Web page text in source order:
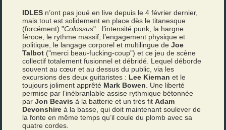
IDLES n’ont pas joué en live depuis le 4 février dernier,
mais tout est solidement en place dès le titanesque
(forcément) "Colossus" : l’intensité punk, la hargne
féroce, le rythme massif, l’engagement physique et
politique, le langage corporel et multilingue deJoe
Talbot ("merci beau-fucking-coup") et ce jeu de scène
collectif totalement fusionnel et débridé. Lequel déborde
souvent au cœur et au dessus du public, via les
excursions des deux guitaristes : Lee Kiernan et le
toujours joliment apprêté Mark Bowen . Une liberté
permise par l’inébranlable assise rythmique bétonnée
parJon Beavis à la batterie et un très fitAdam
Devonshire à la basse, qui doit maintenant soulever de
la fonte en même temps qu’il coule du plomb avec sa
quatre cordes.